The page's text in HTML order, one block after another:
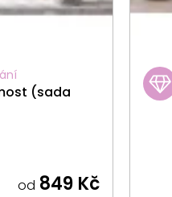
(sada
od 849 Kč